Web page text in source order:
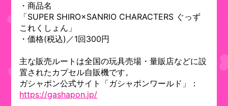
・商品名
「SUPER SHIRO×SANRIO CHARACTERS ぐっず
これくしょん」
・価格(税込)／1回300円
主な販売ルートは全国の玩具売場・量販店などに設
置されたカプセル自販機です。
ガシャポン公式サイト「ガシャポンワールド」：
https://gashapon.jp/